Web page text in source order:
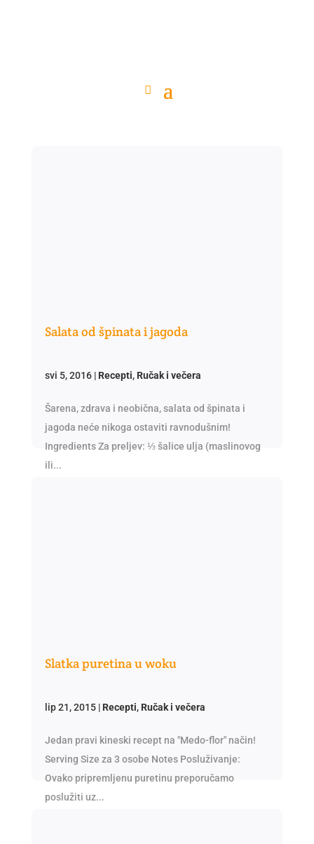
Salata od špinata i jagoda
svi 5, 2016| Recepti, Ručak i večera
Šarena, zdrava i neobična, salata od špinata i
jagoda neće nikoga ostaviti ravnodušnim!
Ingredients Za preljev: ⅓ šalice ulja (maslinovog
ili...
Slatka puretina u woku
lip 21, 2015| Recepti, Ručak i večera
Jedan pravi kineski recept na "Medo-flor" način!
Serving Size za 3 osobe Notes Posluživanje:
Ovako pripremljenu puretinu preporučamo
poslužiti uz...